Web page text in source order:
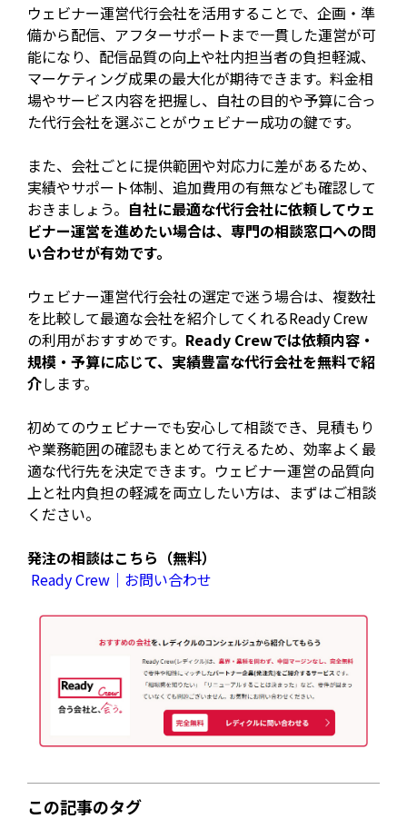
ウェビナー運営代行会社を活用することで、企画・準
備から配信、アフターサポートまで一貫した運営が可
能になり、配信品質の向上や社内担当者の負担軽減、
マーケティング成果の最大化が期待できます。料金相
場やサービス内容を把握し、自社の目的や予算に合っ
た代行会社を選ぶことがウェビナー成功の鍵です。
また、会社ごとに提供範囲や対応力に差があるため、
実績やサポート体制、追加費用の有無なども確認して
おきましょう。 自社に最適な代行会社に依頼してウェ
ビナー運営を進めたい場合は、専門の相談窓口への問
い合わせが有効です。
ウェビナー運営代行会社の選定で迷う場合は、複数社
を比較して最適な会社を紹介してくれるReady Crew
の利用がおすすめです。 Ready Crewでは依頼内容・
規模・予算に応じて、実績豊富な代行会社を無料で紹
介します。
初めてのウェビナーでも安心して相談でき、見積もり
や業務範囲の確認もまとめて行えるため、効率よく最
適な代行先を決定できます。ウェビナー運営の品質向
上と社内負担の軽減を両立したい方は、まずはご相談
ください。
発注の相談はこちら（無料）
Ready Crew｜お問い合わせ
この記事のタグ